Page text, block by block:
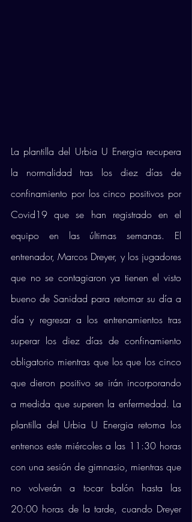
La plantilla del Urbia U Energia recupera
la normalidad tras los diez días de
confinamiento por los cinco positivos por
Covid19 que se han registrado en el
equipo en las últimas semanas. El
entrenador, Marcos Dreyer, y los jugadores
que no se contagiaron ya tienen el visto
bueno de Sanidad para retomar su día a
día y regresar a los entrenamientos tras
superar los diez días de confinamiento
obligatorio mientras que los que los cinco
que dieron positivo se irán incorporando
a medida que superen la enfermedad. La
plantilla del Urbia U Energia retoma los
entrenos este miércoles a las 11:30 horas
con una sesión de gimnasio, mientras que
no volverán a tocar balón hasta las
20:00 horas de la tarde, cuando Dreyer